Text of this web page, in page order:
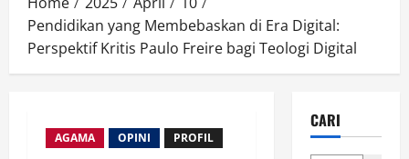
Pendidikan yang Membebaskan di Era Digital:
Perspektif Kritis Paulo Freire bagi Teologi Digital
AGAMA OPINI PROFIL
CARI